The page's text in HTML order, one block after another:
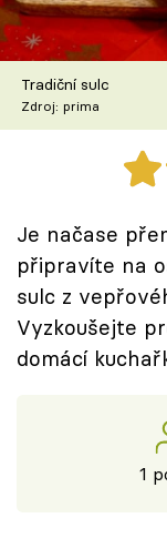
Škola vaření
Recepty z TV
Speciál:
Těhotnej
Sledujte
Přihlášení
Tradiční sulc
Zdroj: prima
Je načase
připravíte na
sulc z
Vyzkoušejte
domácí
1